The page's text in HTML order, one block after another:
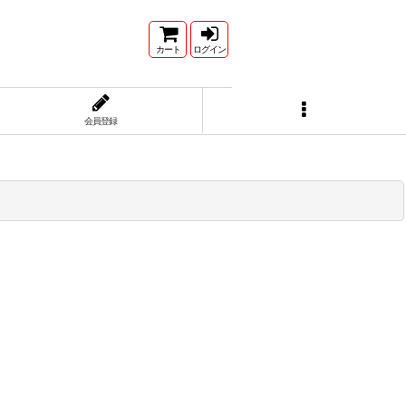
カート ログイン
会員登録